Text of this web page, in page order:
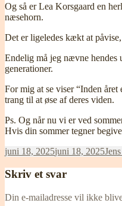
Og så er Lea Korsgaard en
næsehorn.
Det er ligeledes kækt at
Endelig må jeg nævne hendes
generationer.
For mig at se viser “Inden
trang til at øse af deres viden.
Ps. Og når nu vi er ved
Hvis din sommer tegner
Udgivet
juni 18, 2025juni 18, 2025
Skriv et svar
Din e-mailadresse vil ikke